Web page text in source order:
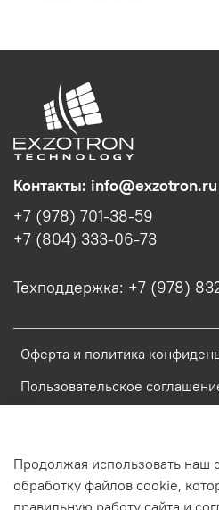
Оферта и политика
Пользовательское
Обратная связь
Контакты: info@exzotron.ru
+7 (978) 701-38-59
+7 (804) 333-06-73
Техподдержка: +7 (978)
Продолжая использовать наш
обработку файлов cookie,